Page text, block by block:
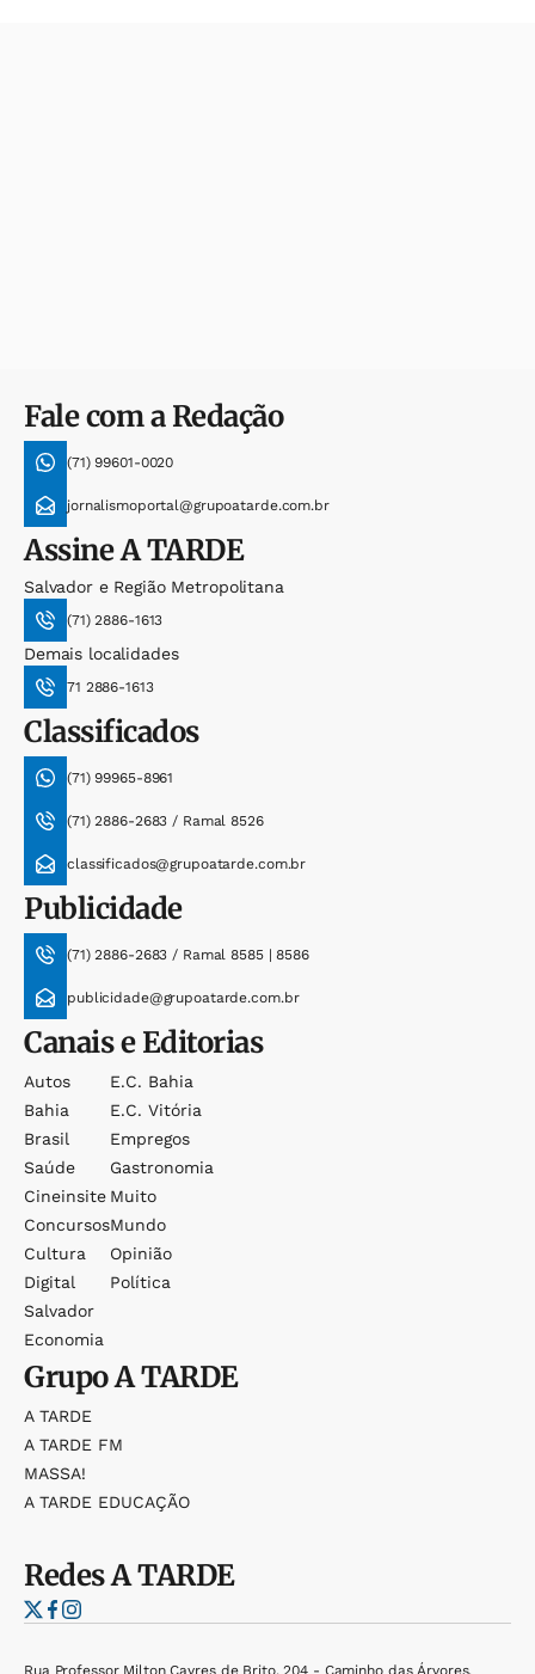
Fale com a Redação
(71) 99601-0020
jornalismoportal@grupoatarde.com.br
AssineA TARDE
Salvador e Região Metropolitana
(71) 2886-1613
Demais localidades
71 2886-1613
Classificados
(71) 99965-8961
(71) 2886-2683 / Ramal 8526
classificados@grupoatarde.com.br
Publicidade
(71) 2886-2683 / Ramal 8585 | 8586
publicidade@grupoatarde.com.br
Canais e Editorias
Autos
Bahia
Brasil
Saúde
Cineinsite
Concursos
Cultura
Digital
Salvador
Economia
E.c. Bahia
E.c. Vitória
Empregos
Gastronomia
Muito
Mundo
Opinião
Política
GrupoA TARDE
A TARDE
A TARDE FM
MASSA!
A TARDE EDUCAÇÃO
RedesA TARDE
Rua Professor Milton Cayres de Brito, 204 - Caminho das Árvores,